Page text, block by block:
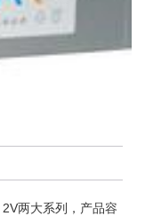
两大系列，产品容